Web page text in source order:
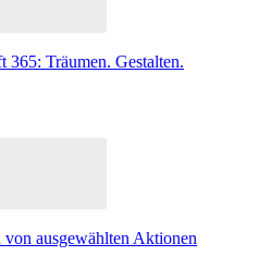
Träumen. Gestalten.
ausgewählten Aktionen